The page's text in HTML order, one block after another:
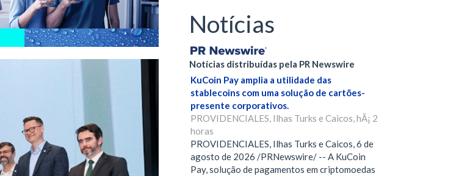
Notícias
Notícias distribuídas pela PR Newswire
KuCoin Pay amplia a utilidade das
stablecoins com uma solução de cartões-
presente corporativos.
PROVIDENCIALES, Ilhas Turks e Caicos, hÃ¡ 2
horas
PROVIDENCIALES, Ilhas Turks e Caicos, 6 de
agosto de 2026 /PRNewswire/ -- A KuCoin
Pay, solução de pagamentos em criptomoedas